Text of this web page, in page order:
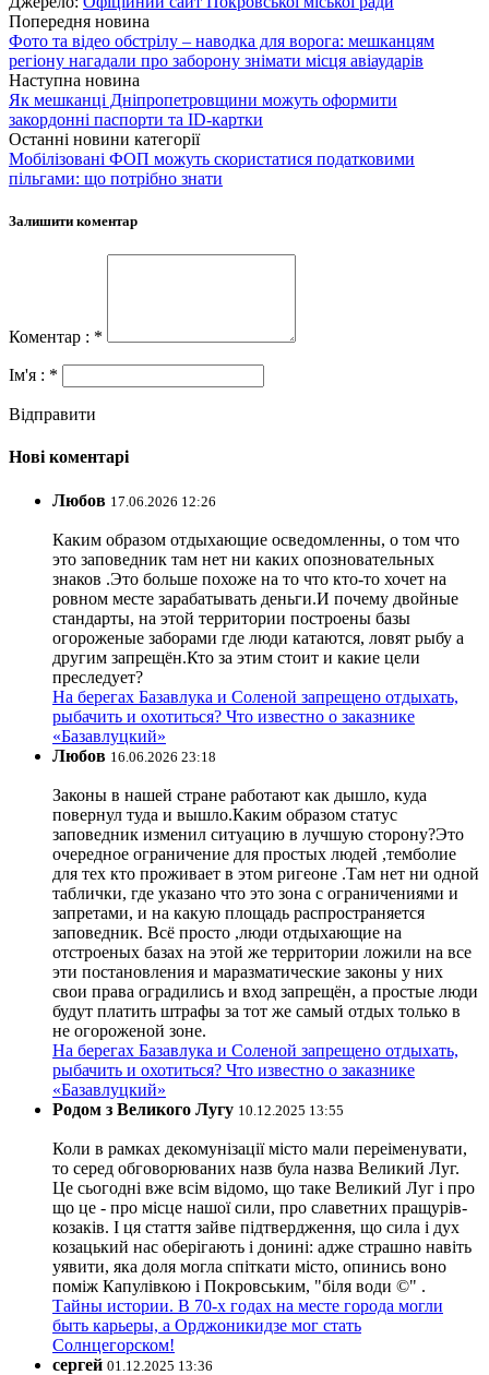
Попередня новина
Фото та відео обстрілу – наводка для ворога: мешканцям
регіону нагадали про заборону знімати місця авіаударів
Наступна новина
Як мешканці Дніпропетровщини можуть оформити
закордонні паспорти та ID-картки
Останні новини категорії
Мобілізовані ФОП можуть скористатися податковими
пільгами: що потрібно знати
Залишити коментар
Коментар : *
Ім'я : *
Відправити
Нові коментарі
Любов 17.06.2026 12:26
Каким образом отдыхающие осведомленны, о том что
это заповедник там нет ни каких опозновательных
знаков .Это больше похоже на то что кто-то хочет на
ровном месте зарабатывать деньги.И почему двойные
стандарты, на этой территории построены базы
огороженые заборами где люди катаются, ловят рыбу а
другим запрещён.Кто за этим стоит и какие цели
преследует?
На берегах Базавлука и Соленой запрещено отдыхать,
рыбачить и охотиться? Что известно о заказнике
«Базавлуцкий»
Любов 16.06.2026 23:18
Законы в нашей стране работают как дышло, куда
повернул туда и вышло.Каким образом статус
заповедник изменил ситуацию в лучшую сторону?Это
очередное ограничение для простых людей ,темболие
для тех кто проживает в этом ригеоне .Там нет ни одной
таблички, где указано что это зона с ограничениями и
запретами, и на какую площадь распространяется
заповедник. Всё просто ,люди отдыхающие на
отстроеных базах на этой же территории ложили на все
эти постановления и маразматические законы у них
свои права оградились и вход запрещён, а простые люди
будут платить штрафы за тот же самый отдых только в
не огороженой зоне.
На берегах Базавлука и Соленой запрещено отдыхать,
рыбачить и охотиться? Что известно о заказнике
«Базавлуцкий»
Родом з Великого Лугу 10.12.2025 13:55
Коли в рамках декомунізації місто мали переіменувати,
то серед обговорюваних назв була назва Великий Луг.
Це сьогодні вже всім відомо, що таке Великий Луг і про
що це - про місце нашої сили, про славетних пращурів-
козаків. І ця стаття зайве підтвердження, що сила і дух
козацький нас оберігають і донині: адже страшно навіть
уявити, яка доля могла спіткати місто, опинись воно
поміж Капулівкою і Покровським, "біля води ©" .
Тайны истории. В 70-х годах на месте города могли
быть карьеры, а Орджоникидзе мог стать
Солнцегорском!
сергей 01.12.2025 13:36